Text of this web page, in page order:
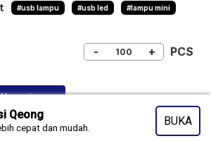
#usb lampu #usb led #lampu mini
- + PCS